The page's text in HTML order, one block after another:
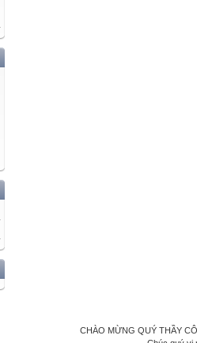
CHÀO MỪNG QUÝ THẦY